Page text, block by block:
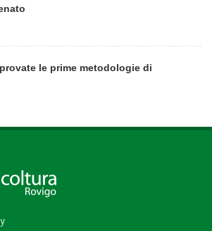
le prime metodologie di